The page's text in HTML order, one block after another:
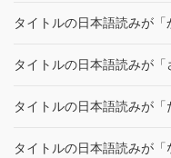
タイトルの日本語読みが
タイトルの日本語読みが
タイトルの日本語読みが
タイトルの日本語読みが